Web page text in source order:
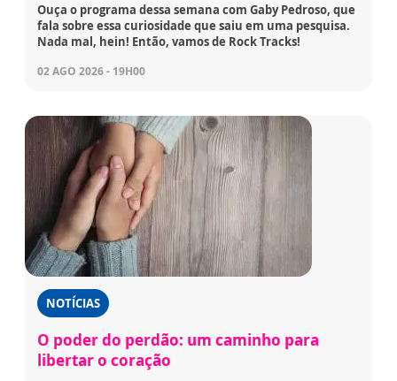
Ouça o programa dessa semana com Gaby Pedroso, que
fala sobre essa curiosidade que saiu em uma pesquisa.
Nada mal, hein! Então, vamos de Rock Tracks!
02 AGO 2026 - 19H00
NOTÍCIAS
O poder do perdão: um caminho para
libertar o coração